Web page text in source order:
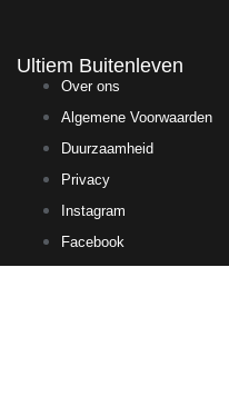
Ultiem Buitenleven
Over ons
Algemene Voorwaarden
Duurzaamheid
Privacy
Instagram
Facebook